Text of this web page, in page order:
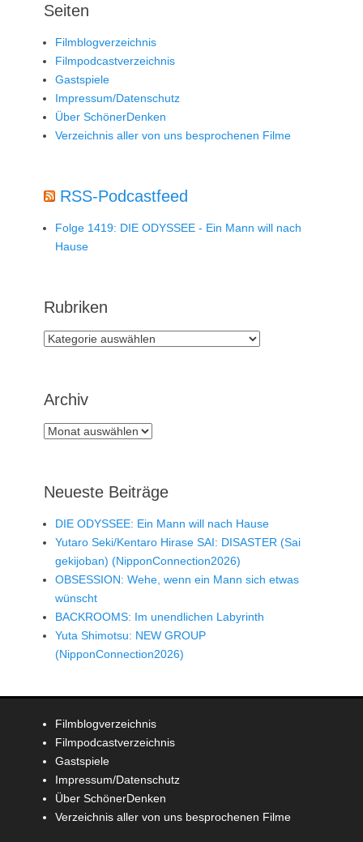
Seiten
Filmblogverzeichnis
Filmpodcastverzeichnis
Gastspiele
Impressum/Datenschutz
Über SchönerDenken
Verzeichnis aller von uns besprochenen Filme
RSS-Podcastfeed
Folge 1419: DIE ODYSSEE - Ein Mann will nach
Hause
Rubriken
Rubriken
Archiv
Archiv
Neueste Beiträge
DIE ODYSSEE: Ein Mann will nach Hause
Yutaro Seki/Kentaro Hirase SAI: DISASTER (Sai
gekijoban) (NipponConnection2026)
OBSESSION: Wehe, wenn ein Mann sich etwas
wünscht
BACKROOMS: Im unendlichen Labyrinth
Yuta Shimotsu: NEW GROUP
(NipponConnection2026)
Filmblogverzeichnis
Filmpodcastverzeichnis
Gastspiele
Impressum/Datenschutz
Über SchönerDenken
Verzeichnis aller von uns besprochenen Filme